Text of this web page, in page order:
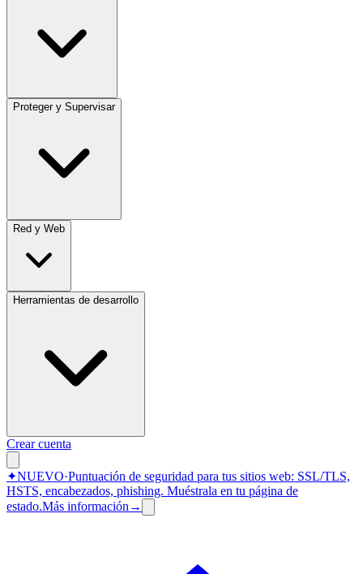
Proteger y Supervisar
Red y Web
Herramientas de desarrollo
Crear cuenta
✦NUEVO·Puntuación de seguridad para tus sitios web: SSL/TLS,
HSTS, encabezados, phishing. Muéstrala en tu página de
estado.Más información →